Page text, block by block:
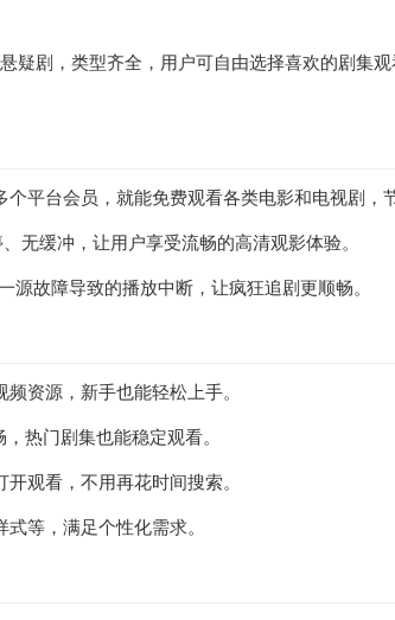
疑剧，类型齐全，用户可自由选择喜欢的剧集
平台会员，就能免费观看各类电影和电视剧，
无缓冲，让用户享受流畅的高清观影体验。
故障导致的播放中断，让疯狂追剧更顺畅。
资源，新手也能轻松上手。
热门剧集也能稳定观看。
观看，不用再花时间搜索。
等，满足个性化需求。